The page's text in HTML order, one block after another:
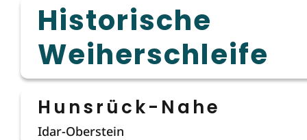
Historische
Weiherschleife
Hunsrück-Nahe
Idar-Oberstein